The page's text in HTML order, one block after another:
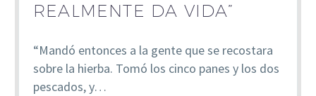
REALMENTE DA VIDA”
“Mandó entonces a la gente que se recostara
sobre la hierba. Tomó los cinco panes y los dos
pescados, y…